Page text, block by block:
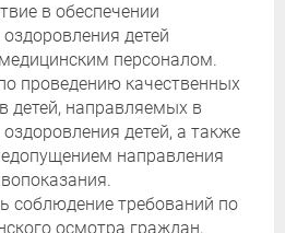
в обеспечении
детей
персоналом.
проведению качественных
детей, направляемых в
детей, а также
направления
соблюдение требований по
осмотра граждан,